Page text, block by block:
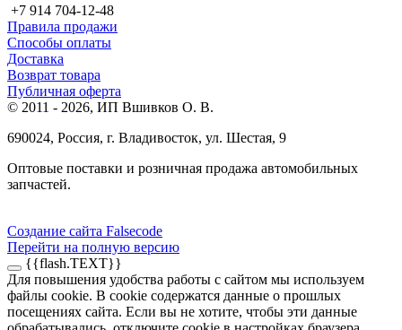
+7 914 704-12-48
Правила продажи
Способы оплаты
Доставка
Возврат товара
Публичная оферта
© 2011 - 2026, ИП Вшивков О. В.
690024, Россия, г. Владивосток, ул. Шестая, 9
Оптовые поставки и розничная продажа автомобильных
запчастей.
Создание сайта Falsecode
Перейти на полную версию
{{flash.TEXT}}
Для повышения удобства работы с сайтом мы используем
файлы cookie. В cookie содержатся данные о прошлых
посещениях сайта. Если вы не хотите, чтобы эти данные